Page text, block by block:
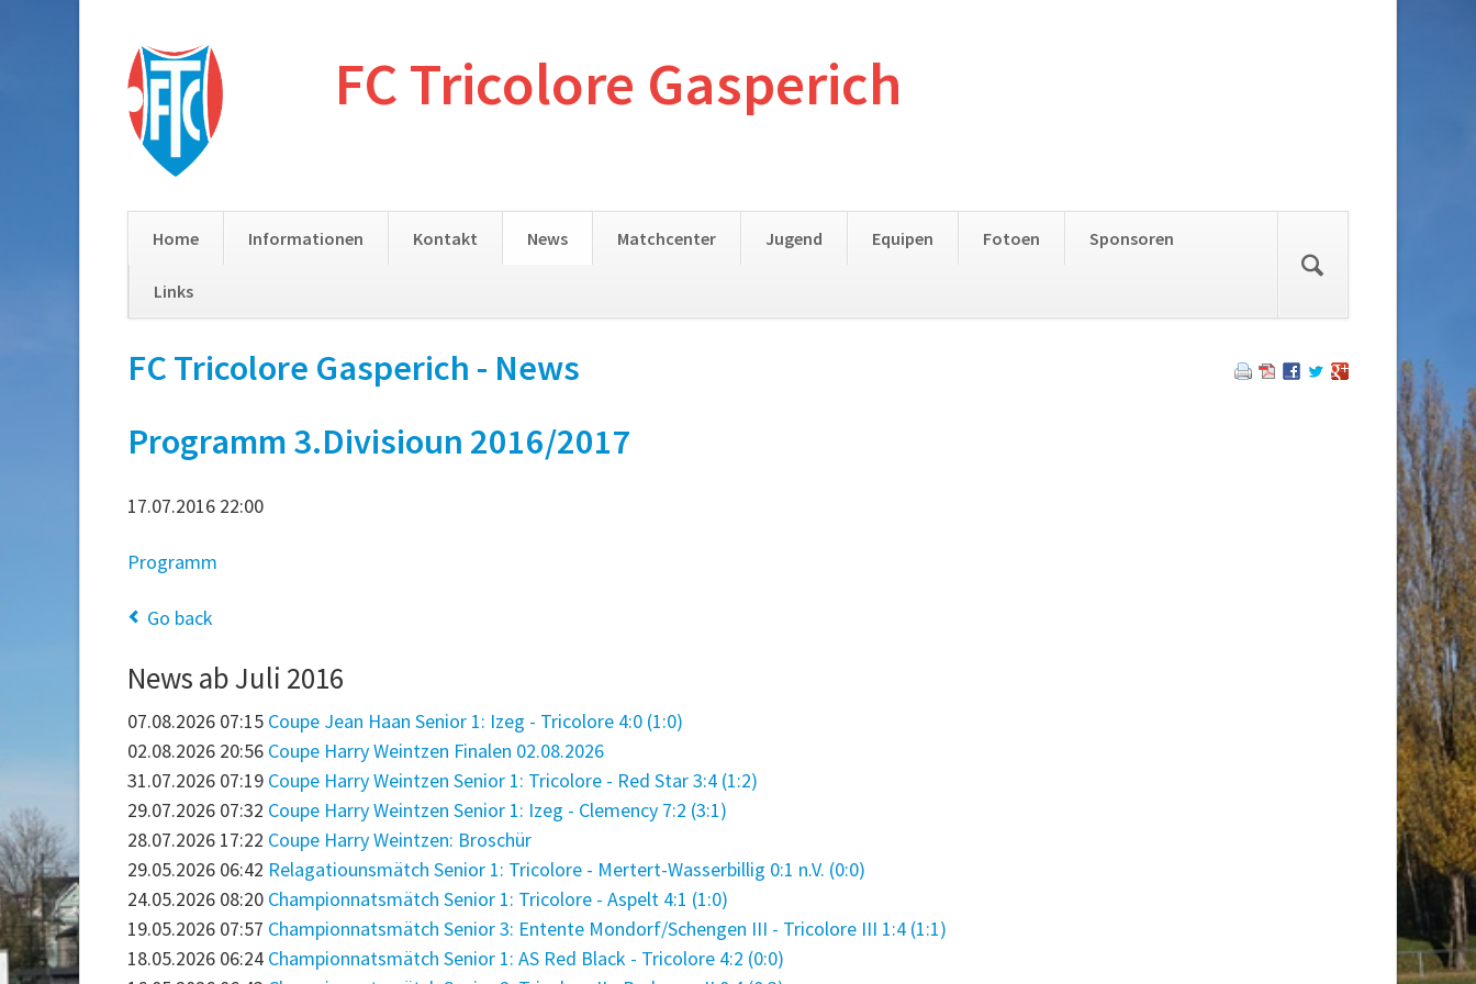
FC Tricolore Gasperich
navigation
Home Informationen Kontakt News Matchcenter Jugend Equipen Fotoen Sponsoren
Links
navigation
FC Tricolore Gasperich - News
Programm 3.Divisioun 2016/2017
17.07.2016 22:00
Programm
Go back
News ab Juli 2016
07.08.2026 07:15 Coupe Jean Haan Senior 1: Izeg - Tricolore 4:0 (1:0)
02.08.2026 20:56 Coupe Harry Weintzen Finalen 02.08.2026
31.07.2026 07:19 Coupe Harry Weintzen Senior 1: Tricolore - Red Star 3:4 (1:2)
29.07.2026 07:32 Coupe Harry Weintzen Senior 1: Izeg - Clemency 7:2 (3:1)
28.07.2026 17:22 Coupe Harry Weintzen: Broschür
29.05.2026 06:42 Relagatiounsmätch Senior 1: Tricolore - Mertert-Wasserbillig 0:1 n.V. (0:0)
24.05.2026 08:20 Championnatsmätch Senior 1: Tricolore - Aspelt 4:1 (1:0)
19.05.2026 07:57 Championnatsmätch Senior 3: Entente Mondorf/Schengen III - Tricolore III 1:4 (1:1)
18.05.2026 06:24 Championnatsmätch Senior 1: AS Red Black - Tricolore 4:2 (0:0)